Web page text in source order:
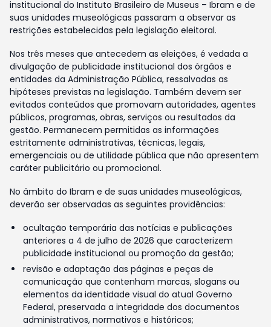
institucional do Instituto Brasileiro de Museus – Ibram e de
suas unidades museológicas passaram a observar as
restrições estabelecidas pela legislação eleitoral.
Nos três meses que antecedem as eleições, é vedada a
divulgação de publicidade institucional dos órgãos e
entidades da Administração Pública, ressalvadas as
hipóteses previstas na legislação. Também devem ser
evitados conteúdos que promovam autoridades, agentes
públicos, programas, obras, serviços ou resultados da
gestão. Permanecem permitidas as informações
estritamente administrativas, técnicas, legais,
emergenciais ou de utilidade pública que não apresentem
caráter publicitário ou promocional.
No âmbito do Ibram e de suas unidades museológicas,
deverão ser observadas as seguintes providências:
ocultação temporária das notícias e publicações
anteriores a 4 de julho de 2026 que caracterizem
publicidade institucional ou promoção da gestão;
revisão e adaptação das páginas e peças de
comunicação que contenham marcas, slogans ou
elementos da identidade visual do atual Governo
Federal, preservada a integridade dos documentos
administrativos, normativos e históricos;